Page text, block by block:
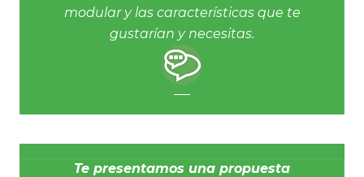
modular y las características que te
gustarían y necesitas.
Te presentamos una propuesta